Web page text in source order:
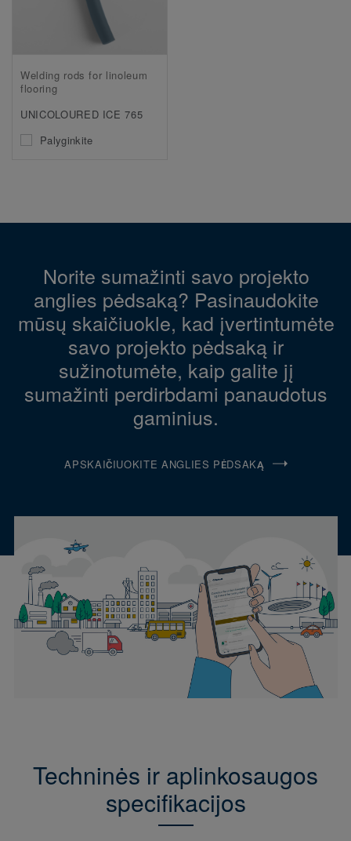
Welding rods for linoleum
flooring
UNICOLOURED ICE 765
Palyginkite
Norite sumažinti savo projekto
anglies pėdsaką? Pasinaudokite
mūsų skaičiuokle, kad įvertintumėte
savo projekto pėdsaką ir
sužinotumėte, kaip galite jį
sumažinti perdirbdami panaudotus
gaminius.
APSKAIČIUOKITE ANGLIES PĖDSAKĄ
Techninės ir aplinkosaugos
specifikacijos